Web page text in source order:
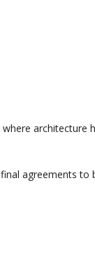
architecture
agreements to